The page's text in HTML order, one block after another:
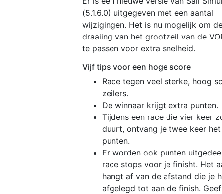
(5.1.6.0) uitgegeven met een aantal
wijzigingen. Het is nu mogelijk om de
draaiing van het grootzeil van de
te passen voor extra snelheid.
Vijf tips voor een hoge score
Race tegen veel sterke, hoog
zeilers.
De winnaar krijgt extra punten.
Tijdens een race die vier keer
duurt, ontvang je twee keer
punten.
Er worden ook punten
race stops voor je finisht. Het
hangt af van de afstand die je
afgelegd tot aan de finish.